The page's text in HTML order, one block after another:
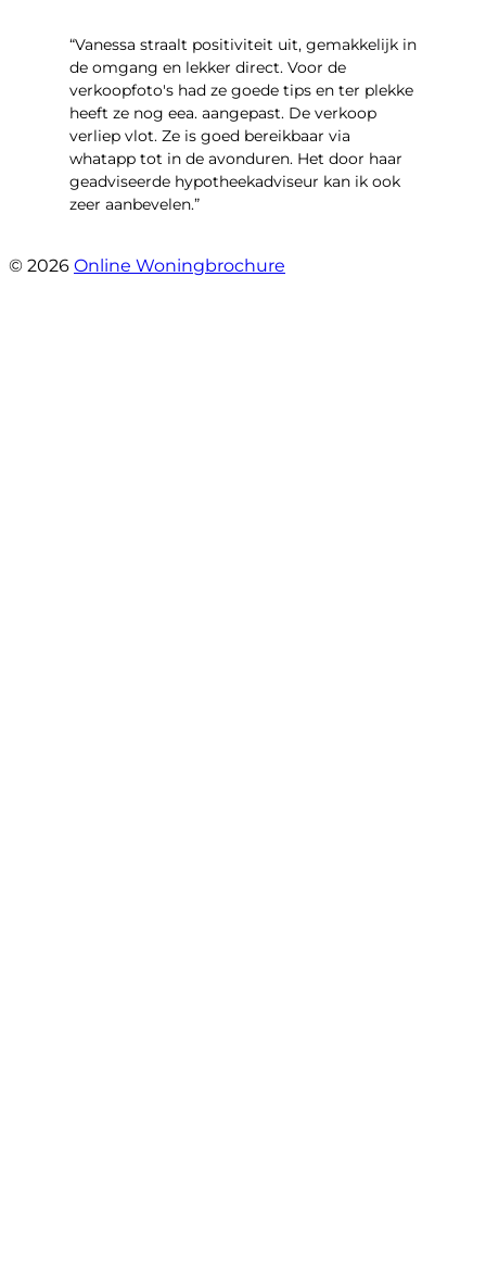
“Vanessa straalt positiviteit uit, gemakkelijk in
de omgang en lekker direct. Voor de
verkoopfoto's had ze goede tips en ter plekke
heeft ze nog eea. aangepast. De verkoop
verliep vlot. Ze is goed bereikbaar via
whatapp tot in de avonduren. Het door haar
geadviseerde hypotheekadviseur kan ik ook
zeer aanbevelen.”
© 2026 Online Woningbrochure